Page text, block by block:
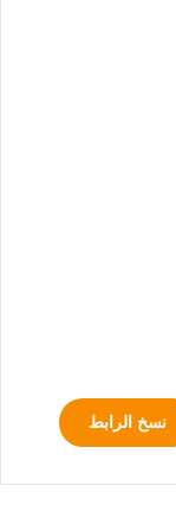
نسخ الرابط